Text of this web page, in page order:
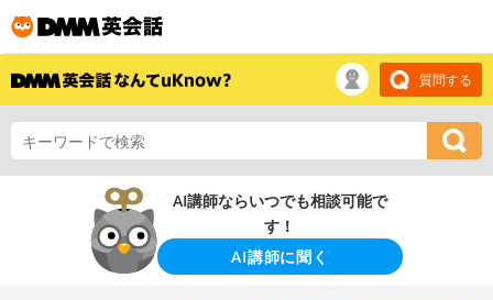
質問する
AI講師ならいつでも相談可能で
す！
AI講師に聞く